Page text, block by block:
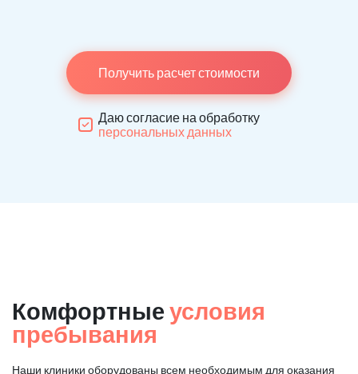
Получить расчет стоимости
Даю согласие на обработку
персональных данных
Комфортные условия
пребывания
Наши клиники оборудованы всем необходимым для оказания